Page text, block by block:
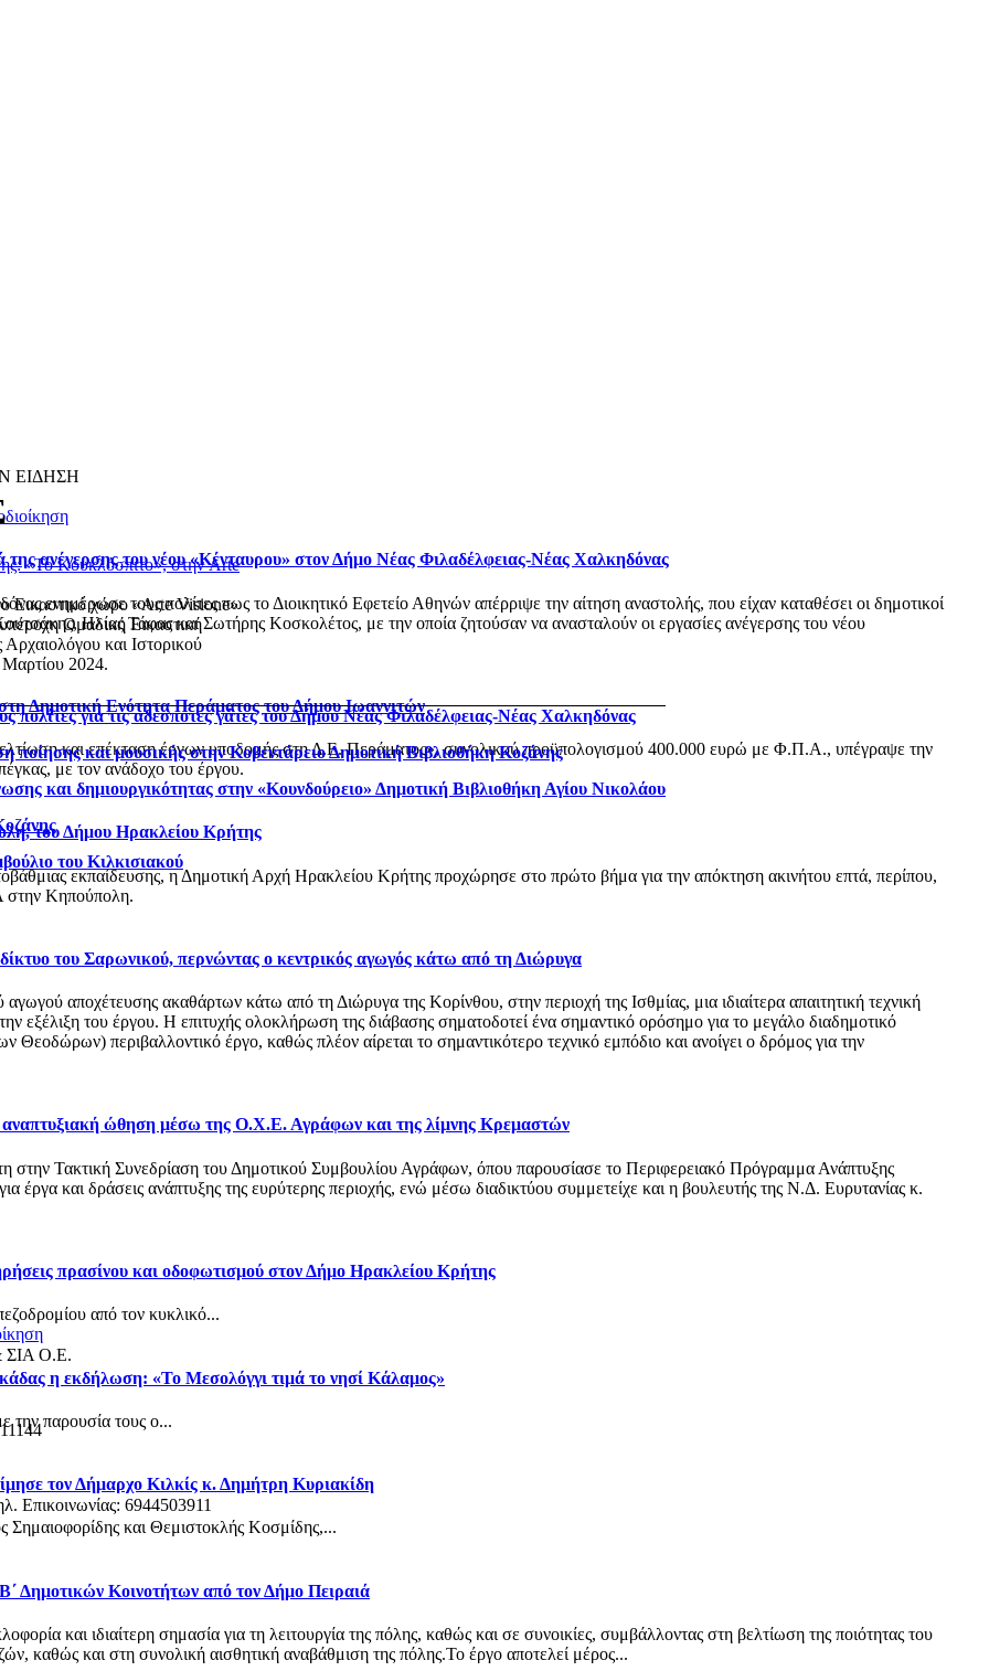
ΕΙΔΗΣΗ
ανέγερσης του νέου «Κένταυρου» στον Δήμο Νέας Φιλαδέλφειας-Νέας Χαλκηδόνας
ενημέρωσε τους πολίτες πως το Διοικητικό Εφετείο Αθηνών απέρριψε την αίτηση αναστολής, που είχαν καταθέσει οι δημοτικοί
Ηλίας Τάφας και Σωτήρης Κοσκολέτος, με την οποία ζητούσαν να ανασταλούν οι εργασίες ανέγερσης του νέου
Δημοτική Ενότητα Περάματος του Δήμου Ιωαννιτών
και επέκταση έργων υποδομής στη Δ.Ε. Περάματος», συνολικού προϋπολογισμού 400.000 ευρώ με Φ.Π.Α., υπέγραψε την
με τον ανάδοχο του έργου.
του Δήμου Ηρακλείου Κρήτης
εκπαίδευσης, η Δημοτική Αρχή Ηρακλείου Κρήτης προχώρησε στο πρώτο βήμα για την απόκτηση ακινήτου επτά, περίπου,
Κηπούπολη.
του Σαρωνικού, περνώντας ο κεντρικός αγωγός κάτω από τη Διώρυγα
αποχέτευσης ακαθάρτων κάτω από τη Διώρυγα της Κορίνθου, στην περιοχή της Ισθμίας, μια ιδιαίτερα απαιτητική τεχνική
εξέλιξη του έργου. Η επιτυχής ολοκλήρωση της διάβασης σηματοδοτεί ένα σημαντικό ορόσημο για το μεγάλο διαδημοτικό
περιβαλλοντικό έργο, καθώς πλέον αίρεται το σημαντικότερο τεχνικό εμπόδιο και ανοίγει ο δρόμος για την
αναπτυξιακή ώθηση μέσω της Ο.Χ.Ε. Αγράφων και της λίμνης Κρεμαστών
στην Τακτική Συνεδρίαση του Δημοτικού Συμβουλίου Αγράφων, όπου παρουσίασε το Περιφερειακό Πρόγραμμα Ανάπτυξης
έργα και δράσεις ανάπτυξης της ευρύτερης περιοχής, ενώ μέσω διαδικτύου συμμετείχε και η βουλευτής της Ν.Δ. Ευρυτανίας κ.
πρασίνου και οδοφωτισμού στον Δήμο Ηρακλείου Κρήτης
από τον κυκλικό...
η εκδήλωση: «Το Μεσολόγγι τιμά το νησί Κάλαμος»
την παρουσία τους ο...
τον Δήμαρχο Κιλκίς κ. Δημήτρη Κυριακίδη
Σημαιοφορίδης και Θεμιστοκλής Κοσμίδης,...
Δημοτικών Κοινοτήτων από τον Δήμο Πειραιά
και ιδιαίτερη σημασία για τη λειτουργία της πόλης, καθώς και σε συνοικίες, συμβάλλοντας στη βελτίωση της ποιότητας του
καθώς και στη συνολική αισθητική αναβάθμιση της πόλης.Το έργο αποτελεί μέρος...
«Το Κουκλόσπιτο», στην Arte
Εικαστικό χώρο «Arte Visione»
Ομαδική Εικαστική
και Ιστορικού
Μαρτίου 2024.
για τις αδέσποτες γάτες του Δήμου Νέας Φιλαδέλφειας-Νέας Χαλκηδόνας
και μουσικής στην Κοβεντάρειο Δημοτική Βιβλιοθήκη Κοζάνης
και δημιουργικότητας στην «Κουνδούρειο» Δημοτική Βιβλιοθήκη Αγίου Νικολάου
του Κιλκισιακού
ΣΙΑ Ο.Ε.
Επικοινωνίας: 6944503911